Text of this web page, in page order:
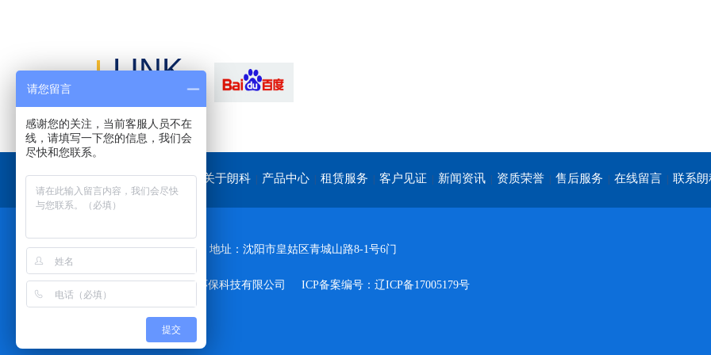
LINK
网站首页 | 关于朗科 产品中心 租赁服务 客户见证 新闻资讯 资质荣誉 售后服务 在线留言 联系朗
电话：4001-766-518 地址：沈阳市皇姑区青城山路8-1号6门
版权所有：沈阳朗科环保科技有限公司 ICP备案编号：辽ICP备17005179号
请您留言
感谢您的关注，当前客服人员不在
线，请填写一下您的信息，我们会
尽快和您联系。
提交